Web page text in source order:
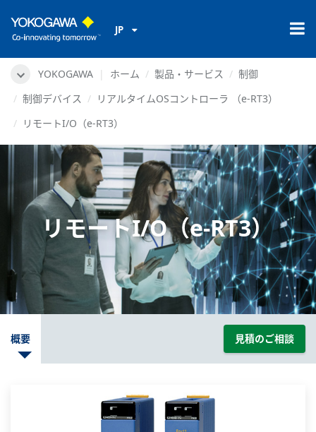
JP
YOKOGAWA ホーム 製品・サービス
制御
制御デバイス
リアルタイムOSコントローラ （e-RT3）
リモートI/O（e-RT3）
リモートI/O（e-RT3）
概要 見積のご相談